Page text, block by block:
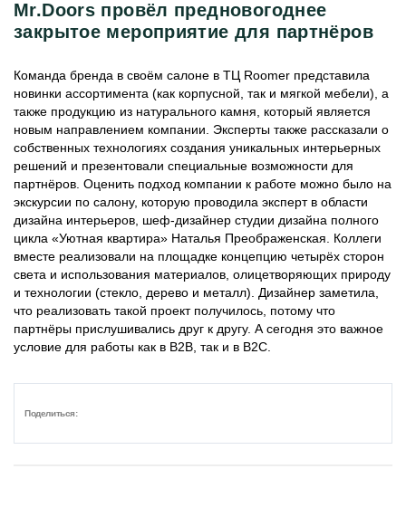
Mr.Doors провёл предновогоднее
закрытое мероприятие для партнёров
Команда бренда в своём салоне в ТЦ Roomer представила
новинки ассортимента (как корпусной, так и мягкой мебели), а
также продукцию из натурального камня, который является
новым направлением компании. Эксперты также рассказали о
собственных технологиях создания уникальных интерьерных
решений и презентовали специальные возможности для
партнёров. Оценить подход компании к работе можно было на
экскурсии по салону, которую проводила эксперт в области
дизайна интерьеров, шеф-дизайнер студии дизайна полного
цикла «Уютная квартира» Наталья Преображенская. Коллеги
вместе реализовали на площадке концепцию четырёх сторон
света и использования материалов, олицетворяющих природу
и технологии (стекло, дерево и металл). Дизайнер заметила,
что реализовать такой проект получилось, потому что
партнёры прислушивались друг к другу. А сегодня это важное
условие для работы как в В2В, так и в В2С.
Поделиться: